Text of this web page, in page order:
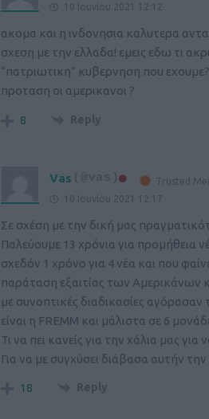
10 Ιουνίου 2021 12:12
ακομα και η ινδονησια καλυτερα
σχεση με την ελλαδα! εμεις εδω τι
“πατριωτικη” κυβερνηση που
προταση οι αμερικανοι ?
8 Reply
Vas (@vas)
Trusted
10 Ιουνίου 2021 12:17
Σε σχέση με την δική μας
Παλεύουμε 13 χρόνια για προμήθεια
σχεδόν 1 χρόνο για 4 νέα και που
παράταση εξαιτίας των Αμερικάνων
με συνοπτικές διαδικασίες
είναι η FREMM και μάλιστα σε 6
Τι να πει κανείς για την χάλια μας
Για να με συγχύσει διάβασα αυτήν
18 Reply